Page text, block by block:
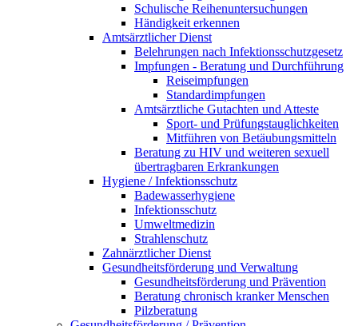
Schulische Reihenuntersuchungen
Händigkeit erkennen
Amtsärztlicher Dienst
Belehrungen nach Infektionsschutzgesetz
Impfungen - Beratung und Durchführung
Reiseimpfungen
Standardimpfungen
Amtsärztliche Gutachten und Atteste
Sport- und Prüfungstauglichkeiten
Mitführen von Betäubungsmitteln
Beratung zu HIV und weiteren sexuell
übertragbaren Erkrankungen
Hygiene / Infektionsschutz
Badewasserhygiene
Infektionsschutz
Umweltmedizin
Strahlenschutz
Zahnärztlicher Dienst
Gesundheitsförderung und Verwaltung
Gesundheitsförderung und Prävention
Beratung chronisch kranker Menschen
Pilzberatung